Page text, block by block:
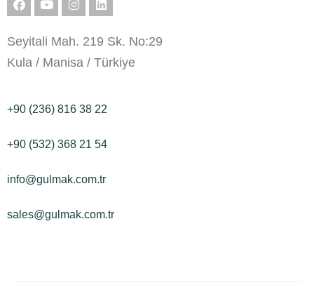
Seyitali Mah. 219 Sk. No:29
Kula / Manisa / Türkiye
+90 (236) 816 38 22
+90 (532) 368 21 54
info@gulmak.com.tr
sales@gulmak.com.tr